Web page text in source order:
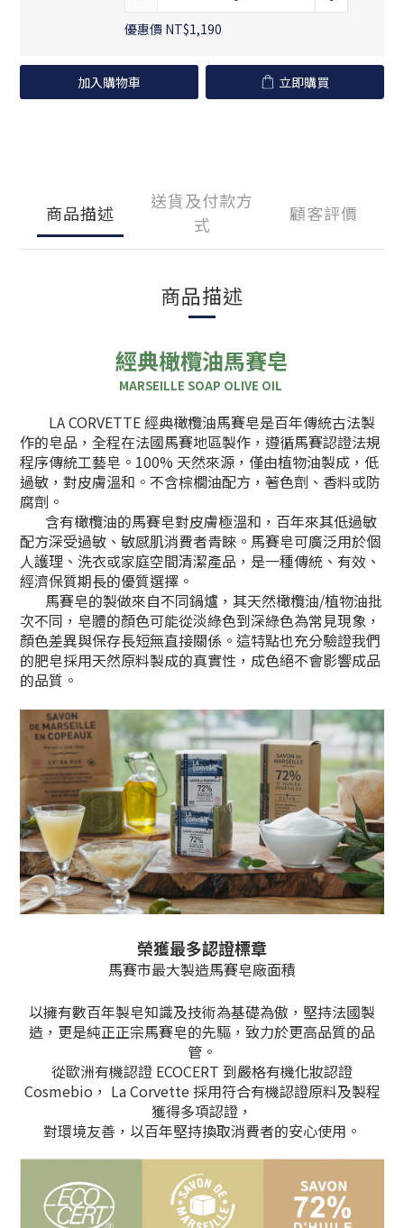
優惠價 NT$1,190
加入購物車 立即購買
商品描述
送貨及付款方
式
顧客評價
商品描述
經典橄欖油馬賽皂
MARSEILLE SOAP OLIVE OIL
LA CORVETTE 經典橄欖油馬賽皂是百年傳統古法製
作的皂品，全程在法國馬賽地區製作，遵循馬賽認證法規
程序傳統工藝皂。100% 天然來源，僅由植物油製成，低
過敏，對皮膚溫和。不含棕櫚油配方，著色劑、香料或防
腐劑。
含有橄欖油的馬賽皂對皮膚極溫和，百年來其低過敏
配方深受過敏、敏感肌消費者青睞。 馬賽皂可廣泛用於個
人護理、洗衣或家庭空間清潔產品，是一種傳統、有效、
經濟保質期長的優質選擇。
馬賽皂的製做來自不同鍋爐，其天然橄欖油/植物油批
次不同，皂體的顏色可能從淡綠色到深綠色為常見現象，
顏色差異與保存長短無直接關係。這特點也充分驗證我們
的肥皂採用天然原料製成的真實性，成色絕不會影響成品
的品質。
榮獲最多認證標章
馬賽市最大製造馬賽皂廠面積
以擁有數百年製皂知識及技術為基礎為傲，堅持法國製
造，更是純正正宗馬賽皂的先驅，致力於更高品質的品
管。
從歐洲有機認證 ECOCERT 到嚴格有機化妝認證
Cosmebio， La Corvette 採用符合有機認證原料及製程
獲得多項認證，
對環境友善，以百年堅持換取消費者的安心使用。